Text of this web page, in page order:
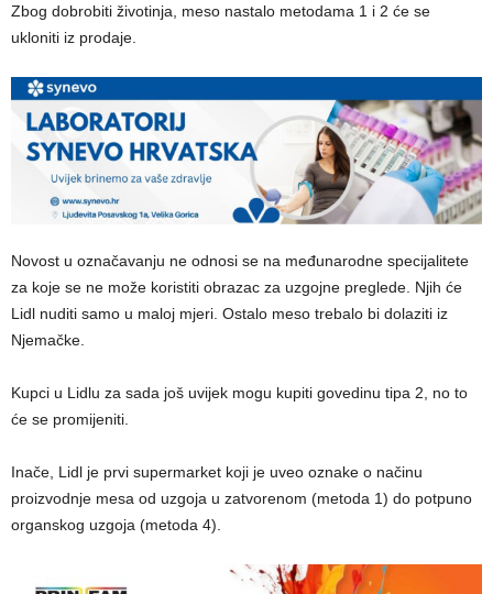
Zbog dobrobiti životinja, meso nastalo metodama 1 i 2 će se
ukloniti iz prodaje.
Novost u označavanju ne odnosi se na međunarodne specijalitete
za koje se ne može koristiti obrazac za uzgojne preglede. Njih će
Lidl nuditi samo u maloj mjeri. Ostalo meso trebalo bi dolaziti iz
Njemačke.
Kupci u Lidlu za sada još uvijek mogu kupiti govedinu tipa 2, no to
će se promijeniti.
Inače, Lidl je prvi supermarket koji je uveo oznake o načinu
proizvodnje mesa od uzgoja u zatvorenom (metoda 1) do potpuno
organskog uzgoja (metoda 4).